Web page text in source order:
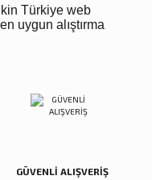
Türkiye web
uygun alıştırma
GÜVENLİ ALIŞVERİŞ